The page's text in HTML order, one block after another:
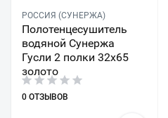
РОССИЯ (СУНЕРЖА)
Полотенцесушитель
водяной Сунержа
Гусли 2 полки 32x65
золото
0 ОТЗЫВОВ